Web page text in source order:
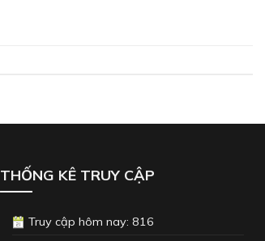
THỐNG KÊ TRUY CẬP
Truy cập hôm nay: 816